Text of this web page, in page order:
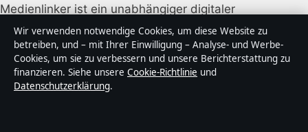
Medienlinker ist ein unabhängiger digitaler
Nachrichtenanbieter mit Fokus auf Politik, Wirtschaft,
Technik und Gesellschaft in Deutschland. Jeder Artikel
trägt eine Byline, wird von einem Redakteur geprüft
und vor der Veröffentlichung faktengecheckt.
Wir verwenden notwendige Cookies, um diese Website zu
betreiben, und – mit Ihrer Einwilligung – Analyse- und Werbe-
Cookies, um sie zu verbessern und unsere Berichterstattung zu
finanzieren. Siehe unsere Cookie-Richtlinie und
Datenschutzerklärung.